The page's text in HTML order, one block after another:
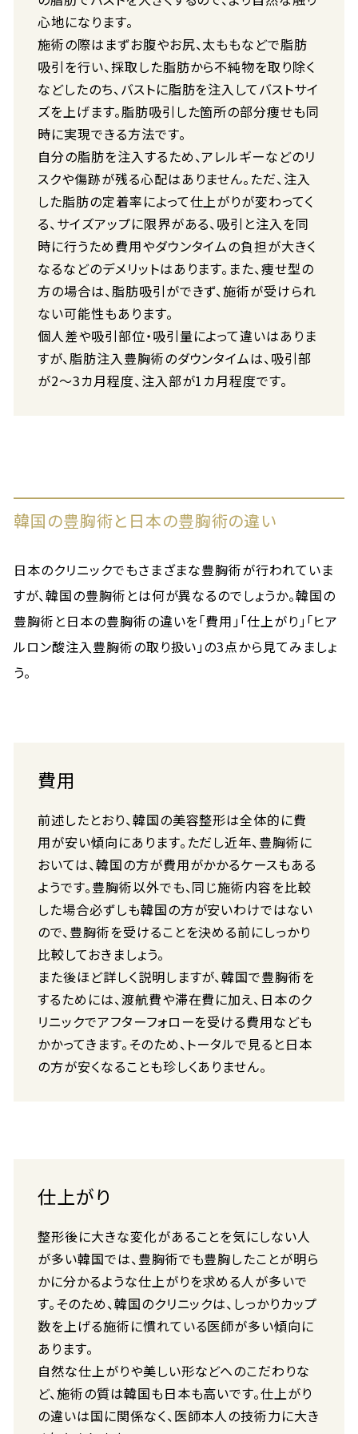
心地になります。
施術の際はまずお腹やお尻、太ももなどで脂肪
吸引を行い、採取した脂肪から不純物を取り除く
などしたのち、バストに脂肪を注入してバストサイ
ズを上げます。脂肪吸引した箇所の部分痩せも同
時に実現できる方法です。
自分の脂肪を注入するため、アレルギーなどのリ
スクや傷跡が残る心配はありません。ただ、注入
した脂肪の定着率によって仕上がりが変わってく
る、サイズアップに限界がある、吸引と注入を同
時に行うため費用やダウンタイムの負担が大きく
なるなどのデメリットはあります。また、痩せ型の
方の場合は、脂肪吸引ができず、施術が受けられ
ない可能性もあります。
個人差や吸引部位・吸引量によって違いはありま
すが、脂肪注入豊胸術のダウンタイムは、吸引部
が2〜3カ月程度、注入部が1カ月程度です。
韓国の豊胸術と日本の豊胸術の違い
日本のクリニックでもさまざまな豊胸術が行われていま
すが、韓国の豊胸術とは何が異なるのでしょうか。韓国の
豊胸術と日本の豊胸術の違いを「費用」「仕上がり」「ヒア
ルロン酸注入豊胸術の取り扱い」の3点から見てみましょ
う。
費用
前述したとおり、韓国の美容整形は全体的に費
用が安い傾向にあります。ただし近年、豊胸術に
おいては、韓国の方が費用がかかるケースもある
ようです。豊胸術以外でも、同じ施術内容を比較
した場合必ずしも韓国の方が安いわけではない
ので、豊胸術を受けることを決める前にしっかり
比較しておきましょう。
また後ほど詳しく説明しますが、韓国で豊胸術を
するためには、渡航費や滞在費に加え、日本のク
リニックでアフターフォローを受ける費用なども
かかってきます。そのため、トータルで見ると日本
の方が安くなることも珍しくありません。
仕上がり
整形後に大きな変化があることを気にしない人
が多い韓国では、豊胸術でも豊胸したことが明ら
かに分かるような仕上がりを求める人が多いで
す。そのため、韓国のクリニックは、しっかりカップ
数を上げる施術に慣れている医師が多い傾向に
あります。
自然な仕上がりや美しい形などへのこだわりな
ど、施術の質は韓国も日本も高いです。仕上がり
の違いは国に関係なく、医師本人の技術力に大き